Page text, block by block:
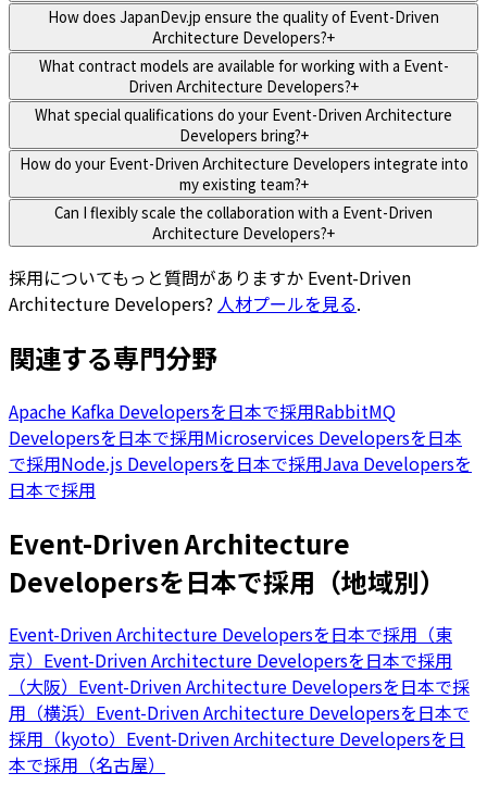
How does JapanDev.jp ensure the quality of Event-Driven
Architecture Developers?+
What contract models are available for working with a Event-
Driven Architecture Developers?+
What special qualifications do your Event-Driven Architecture
Developers bring?+
How do your Event-Driven Architecture Developers integrate into
my existing team?+
Can I flexibly scale the collaboration with a Event-Driven
Architecture Developers?+
採用についてもっと質問がありますか Event-Driven
Architecture Developers? 人材プールを見る.
関連する専門分野
Apache Kafka Developersを日本で採用RabbitMQ
Developersを日本で採用Microservices Developersを日本
で採用Node.js Developersを日本で採用Java Developersを
日本で採用
Event-Driven Architecture
Developersを日本で採用（地域別）
Event-Driven Architecture Developersを日本で採用（東
京） Event-Driven Architecture Developersを日本で採用
（大阪） Event-Driven Architecture Developersを日本で採
用（横浜） Event-Driven Architecture Developersを日本で
採用（kyoto） Event-Driven Architecture Developersを日
本で採用（名古屋）